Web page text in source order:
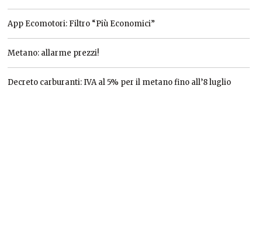
App Ecomotori: Filtro “Più Economici”
Metano: allarme prezzi!
Decreto carburanti: IVA al 5% per il metano fino all’8 luglio